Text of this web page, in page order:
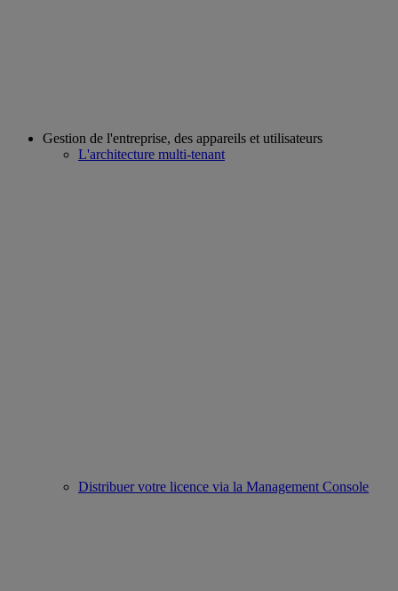
Gestion de l'entreprise, des appareils et utilisateurs
L'architecture multi-tenant
Distribuer votre licence via la Management Console